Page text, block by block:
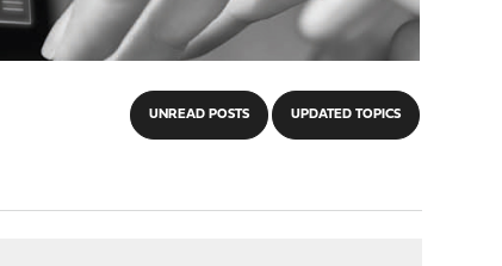
UNREAD POSTS UPDATED TOPICS